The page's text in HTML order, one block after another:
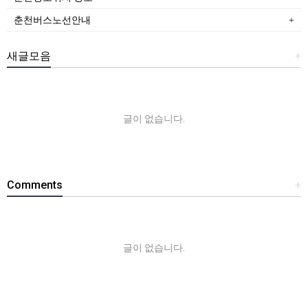
춘천버스노선안내
+
새글모음
글이 없습니다.
+
Comments
글이 없습니다.